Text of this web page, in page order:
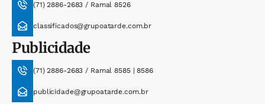
(71) 2886-2683 / Ramal 8526
classificados@grupoatarde.com.br
Publicidade
(71) 2886-2683 / Ramal 8585 | 8586
publicidade@grupoatarde.com.br